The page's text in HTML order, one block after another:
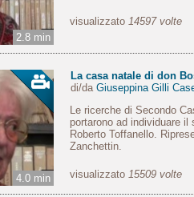
2.8 min
visualizzato 14597 volte
4.0 min
La casa natale di don
di/da Giuseppina Gilli
Le ricerche di Secondo
portarono ad individuare
Roberto Toffanello.
Zanchettin.
visualizzato 15509 volte